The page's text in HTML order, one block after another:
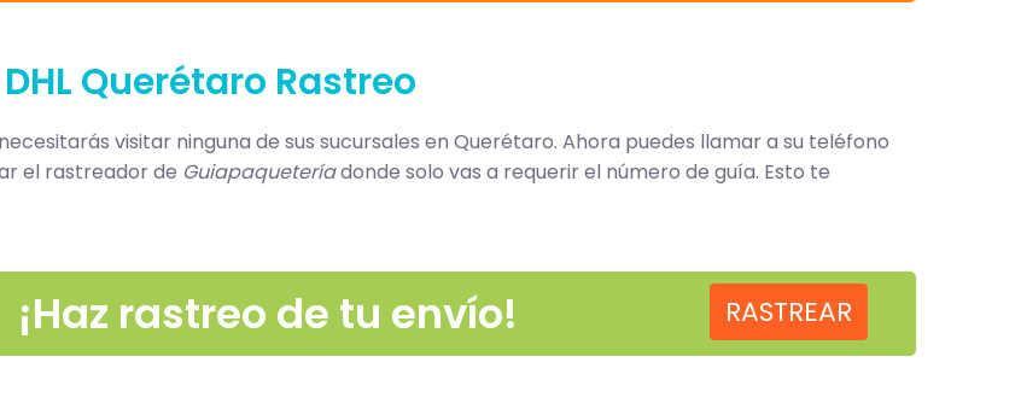
DHL Querétaro Rastreo
visitar ninguna de sus sucursales en Querétaro. Ahora puedes llamar a su teléfono
el rastreador de Guiapaqueteríadonde solo vas a requerir el número de guía. Esto te
¡Haz rastreo de tu envío! RASTREAR